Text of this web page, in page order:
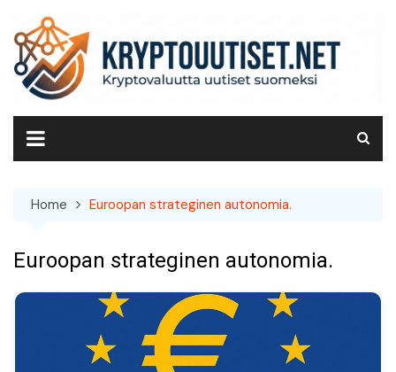
content
Home Euroopan strateginen autonomia.
Euroopan strateginen autonomia.